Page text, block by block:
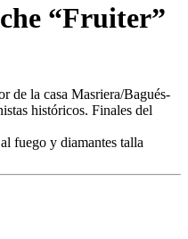
“Fruiter”
de la casa Masriera/Bagués-
históricos. Finales del
fuego y diamantes talla